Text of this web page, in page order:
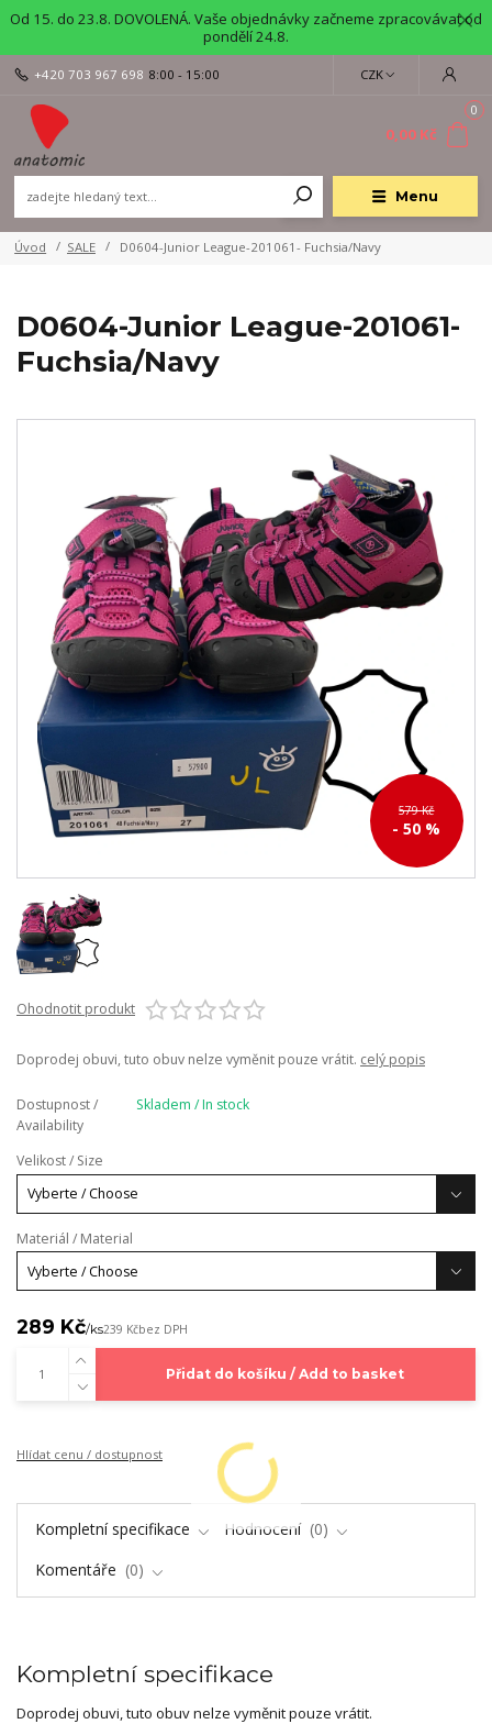
Od 15. do 23.8. DOVOLENÁ. Vaše objednávky začneme zpracovávat od
pondělí 24.8.
Menu
CZK
+420 703 967 698 8:00 - 15:00
0
0,00 Kč
Úvod SALE D0604-Junior League-201061- Fuchsia/Navy
D0604-Junior League-201061-
Fuchsia/Navy
579 Kč
- 50 %
Ohodnotit produkt
Doprodej obuvi, tuto obuv nelze vyměnit pouze vrátit. celý popis
Dostupnost /
Availability
Skladem / In stock
Velikost / Size
Materiál / Material
289 Kč/ks239 Kčbez DPH
Přidat do košíku / Add to basket
Hlídat cenu / dostupnost
Kompletní specifikace Hodnocení
0
Komentáře
0
Kompletní specifikace
Doprodej obuvi, tuto obuv nelze vyměnit pouze vrátit.